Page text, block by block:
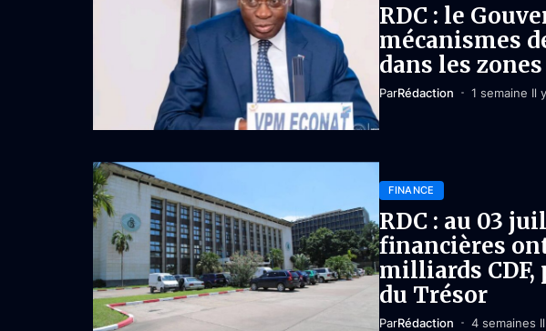
RDC : le
mécanismes
dans les
ParRédaction 1 semaine Il
FINANCE
RDC : au 03
financières
milliards CDF,
du Trésor
ParRédaction 4 semaines